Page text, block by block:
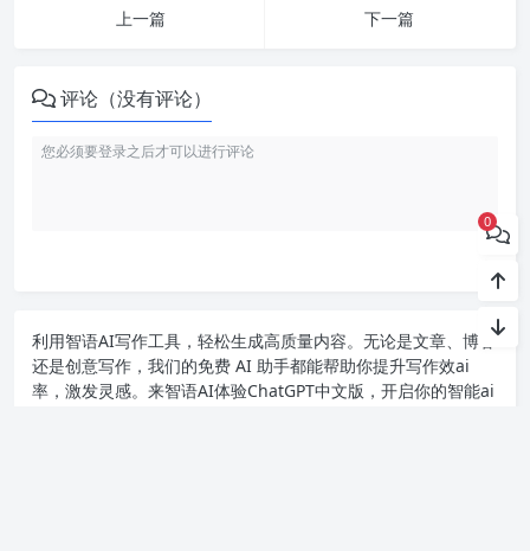
上一篇
下一篇
评论（没有评论）
利用智语AI写作工具，轻松生成高质量内容。无论是文章、博客
还是创意写作，我们的免费 AI 助手都能帮助你提升写作效ai
率，激发灵感。来智语AI体验ChatGPT中文版 ，开启你的智能ai
0